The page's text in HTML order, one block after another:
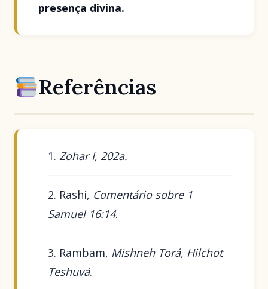
presença divina.
Referências
Zohar I, 202a.
Rashi, Comentário sobre 1
Samuel 16:14.
Rambam, Mishneh Torá, Hilchot
Teshuvá.